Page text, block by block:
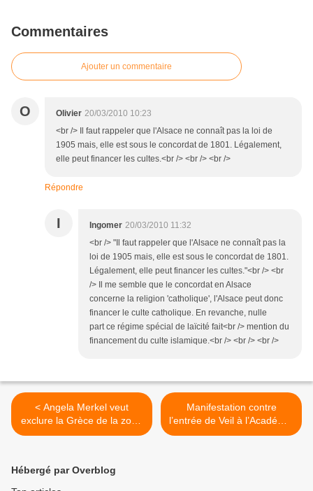
Commentaires
Ajouter un commentaire
O Olivier 20/03/2010 10:23
<br /> Il faut rappeler que l'Alsace ne connaît pas la loi de
1905 mais, elle est sous le concordat de 1801. Légalement,
elle peut financer les cultes.<br /> <br /> <br />
Répondre
I Ingomer 20/03/2010 11:32
<br /> "Il faut rappeler que l'Alsace ne connaît pas la
loi de 1905 mais, elle est sous le concordat de 1801.
Légalement, elle peut financer les cultes."<br /> <br
/> Il me semble que le concordat en Alsace
concerne la religion 'catholique', l'Alsace peut donc
financer le culte catholique. En revanche, nulle
part ce régime spécial de laïcité fait<br /> mention du
financement du culte islamique.<br /> <br /> <br />
< Angela Merkel veut
exclure la Grèce de la zone
euro
Manifestation contre
l’entrée de Veil à l’Académie
française 18 mars 2010
Hébergé par Overblog